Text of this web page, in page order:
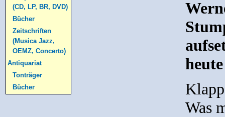
(CD, LP, BR, DVD)
Bücher
Zeitschriften
(Musica Jazz,
OEMZ, Concerto)
Antiquariat
Tonträger
Bücher
heute
Was